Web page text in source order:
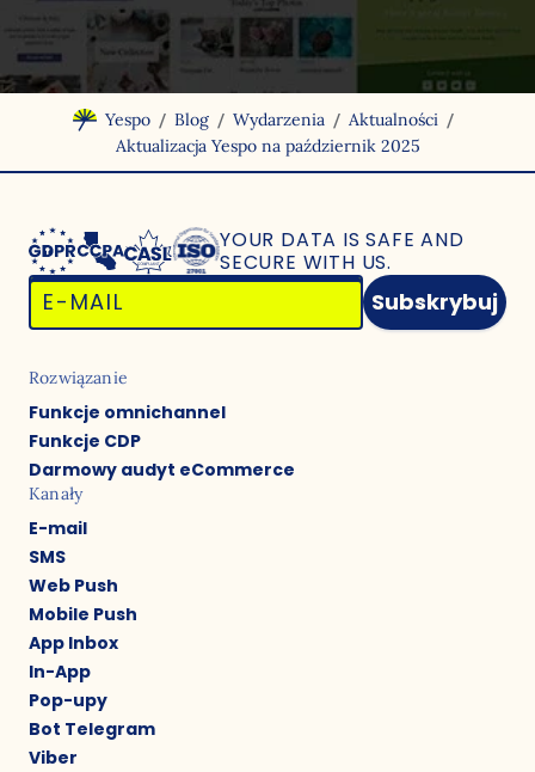
Yespo / Blog / Wydarzenia / Aktualności /
Aktualizacja Yespo na październik 2025
YOUR DATA IS SAFE AND
SECURE WITH US.
Subskrybuj
Rozwiązanie
Funkcje omnichannel
Funkcje CDP
Darmowy audyt eCommerce
Kanały
E-mail
SMS
Web Push
Mobile Push
App Inbox
In-App
Pop-upy
Bot Telegram
Viber